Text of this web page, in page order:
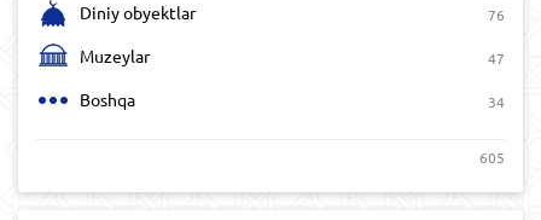
Diniy obyektlar 76
Muzeylar 47
Boshqa 34
605